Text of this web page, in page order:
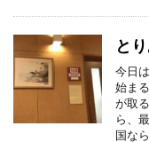
と
今日
始ま
が取
ら、
国な